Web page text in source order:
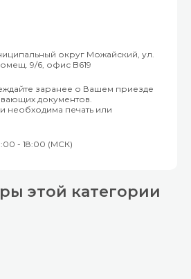
округ Можайский, ул.
9/6, офис B619
заранее о Вашем приезде
документов.
необходима печать или
- 18:00 (МСК)
этой категории